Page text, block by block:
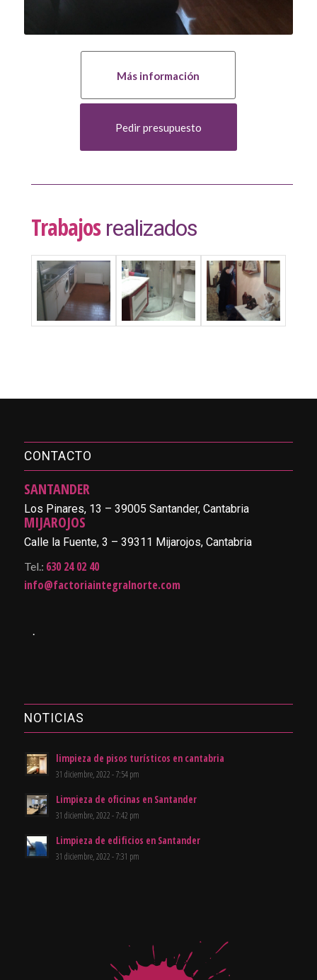
Más información
Pedir presupuesto
Trabajosrealizados
CONTACTO
SANTANDER
Los Pinares, 13 – 39005 Santander, Cantabria
MIJAROJOS
Calle la Fuente, 3 – 39311 Mijarojos, Cantabria
Tel.: 630 24 02 40
info@factoriaintegralnorte.com
.
NOTICIAS
limpieza de pisos turísticos en cantabria
31 diciembre, 2022 - 7:54 pm
Limpieza de oficinas en Santander
31 diciembre, 2022 - 7:42 pm
Limpieza de edificios en Santander
31 diciembre, 2022 - 7:31 pm